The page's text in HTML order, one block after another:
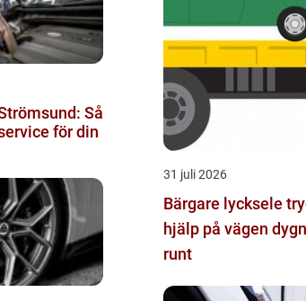
Så
för din
31 juli 2026
Bärgare lycksele trygg
hjälp på vägen
runt